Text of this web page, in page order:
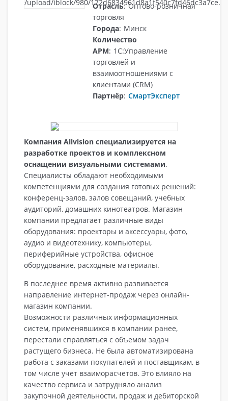
Отрасль: Оптово-розничная
торговля
Города: Минск
Количество
АРМ: 1С:Управление
торговлей и
взаимоотношениями с
клиентами (CRM)
Партнёр: СмартЭксперт
Компания Allvision специализируется на
разработке проектов и комплексном
оснащении визуальными системами.
Специалисты обладают необходимыми
компетенциями для создания готовых решений:
конференц-залов, залов совещаний, учебных
аудиторий, домашних кинотеатров. Магазин
компании предлагает различные виды
оборудования: проекторы и аксессуары, фото,
аудио и видеотехнику, компьютеры,
периферийные устройства, офисное
оборудование, расходные материалы.
В последнее время активно развивается
направление интернет-продаж через онлайн-
магазин компании.
Возможности различных информационных
систем, применявшихся в компании ранее,
перестали справляться с объемом задач
растущего бизнеса. Не была автоматизирована
работа с заказами покупателей и поставщикам, в
том числе учет взаиморасчетов. Это влияло на
качество сервиса и затрудняло анализ
закупочной деятельности, продаж и дебиторской